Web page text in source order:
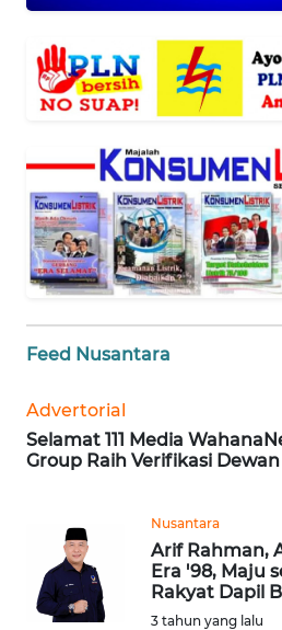
Feed Nusantara
Advertorial
Selamat 111 Media
Group Raih Verifikasi
Nusantara
Arif Rahman,
Era '98, Maju
Rakyat Dapil
3 tahun yang lalu
Regional
WN
JAKARTA
WN
JABAR
WN
BANTEN
NTT
KEPRI
WN
PAPUA